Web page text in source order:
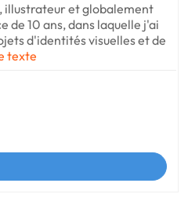
illustrateur et globalement
de 10 ans, dans laquelle j'ai
d'identités visuelles et de
texte